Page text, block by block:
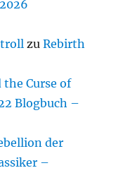
zuRebirth
the Curse of
Blogbuch –
der
–